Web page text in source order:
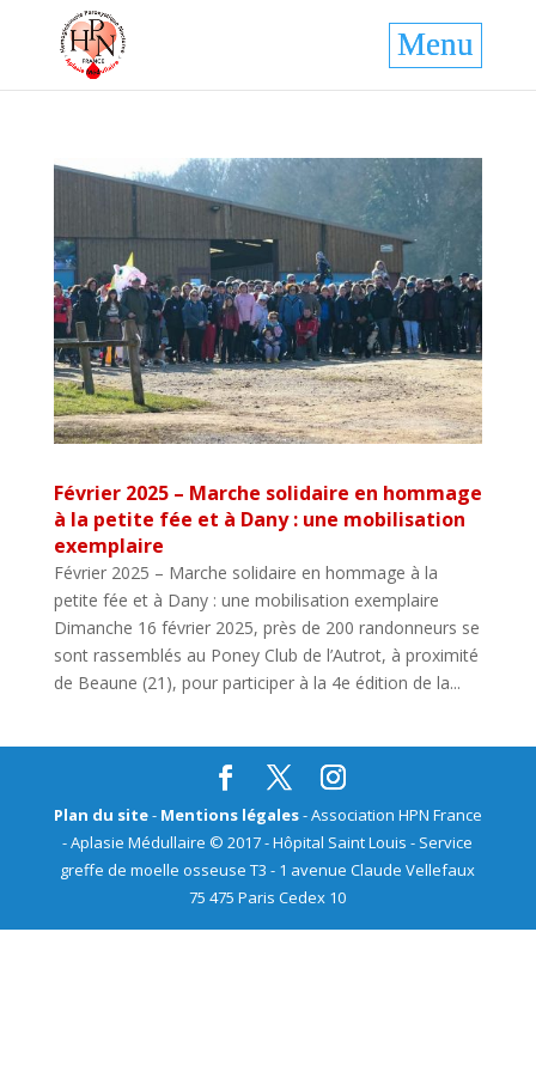
Février 2025 – Marche solidaire en hommage
à la petite fée et à Dany : une mobilisation
exemplaire
Février 2025 – Marche solidaire en hommage à la
petite fée et à Dany : une mobilisation exemplaire
Dimanche 16 février 2025, près de 200 randonneurs se
sont rassemblés au Poney Club de l’Autrot, à proximité
de Beaune (21), pour participer à la 4e édition de la...
Plan du site- Mentions légales- Association HPN France
- Aplasie Médullaire © 2017 - Hôpital Saint Louis - Service
greffe de moelle osseuse T3 - 1 avenue Claude Vellefaux
75 475 Paris Cedex 10